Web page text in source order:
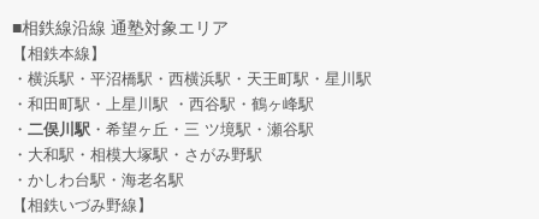
■相鉄線沿線 通塾対象エリア
【相鉄本線】
・横浜駅・平沼橋駅・西横浜駅・天王町駅・星川駅
・和田町駅 ・上星川駅 ・西谷駅・鶴ヶ峰駅
・ 二俣川駅 ・希望ヶ丘 ・三 ツ境駅・瀬谷駅
・大和駅・相模大塚駅・さがみ野駅
・かしわ台駅・海老名駅
【相鉄いづみ野線】